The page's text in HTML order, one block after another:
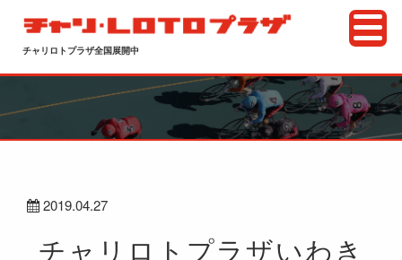
チャリロトプラザ全国展開中
2019.04.27
チャリロトプラザいわき